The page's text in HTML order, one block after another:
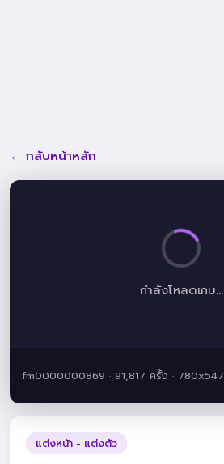
← กลับหน้าหลัก
กำลังโหลดเกม...
fm0000000869 · 91,817 ครั้ง · 780x547
แต่งหน้า - แต่งตัว